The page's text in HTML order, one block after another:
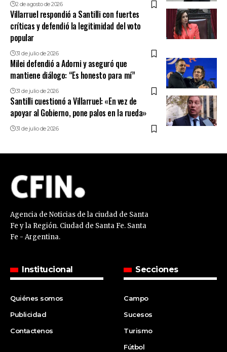
2 de agosto de 2026
Villarruel respondió a Santilli con fuertes
críticas y defendió la legitimidad del voto
popular
31 de julio de 2026
Milei defendió a Adorni y aseguró que
mantiene diálogo: “Es honesto para mí”
31 de julio de 2026
Santilli cuestionó a Villarruel: «En vez de
apoyar al Gobierno, pone palos en la rueda»
31 de julio de 2026
Agencia de Noticias de la ciudad de Santa
Fe y la Región. Ciudad de Santa Fe. Santa
Fe - Argentina.
Institucional
Quiénes somos
Publicidad
Contactenos
Secciones
Campo
Sucesos
Turismo
Fútbol